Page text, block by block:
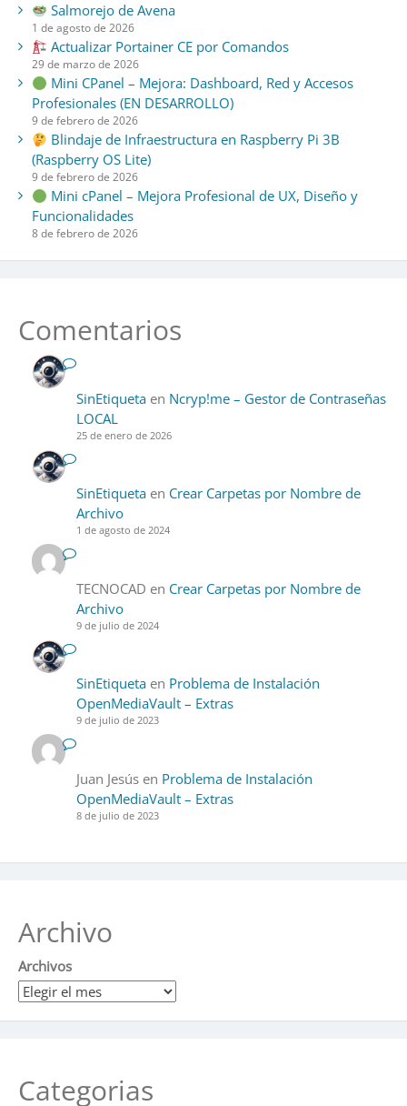
Salmorejo de Avena
1 de agosto de 2026
Actualizar Portainer CE por Comandos
29 de marzo de 2026
Mini CPanel – Mejora: Dashboard, Red y Accesos
Profesionales (EN DESARROLLO)
9 de febrero de 2026
Blindaje de Infraestructura en Raspberry Pi 3B
(Raspberry OS Lite)
9 de febrero de 2026
Mini cPanel – Mejora Profesional de UX, Diseño y
Funcionalidades
8 de febrero de 2026
Comentarios
SinEtiquetaen Ncryp!me – Gestor de Contraseñas
LOCAL
25 de enero de 2026
SinEtiquetaen Crear Carpetas por Nombre de
Archivo
1 de agosto de 2024
TECNOCAD en Crear Carpetas por Nombre de
Archivo
9 de julio de 2024
SinEtiquetaen Problema de Instalación
OpenMediaVault – Extras
9 de julio de 2023
Juan Jesúsen Problema de Instalación
OpenMediaVault – Extras
8 de julio de 2023
Archivo
Archivos
Categorias